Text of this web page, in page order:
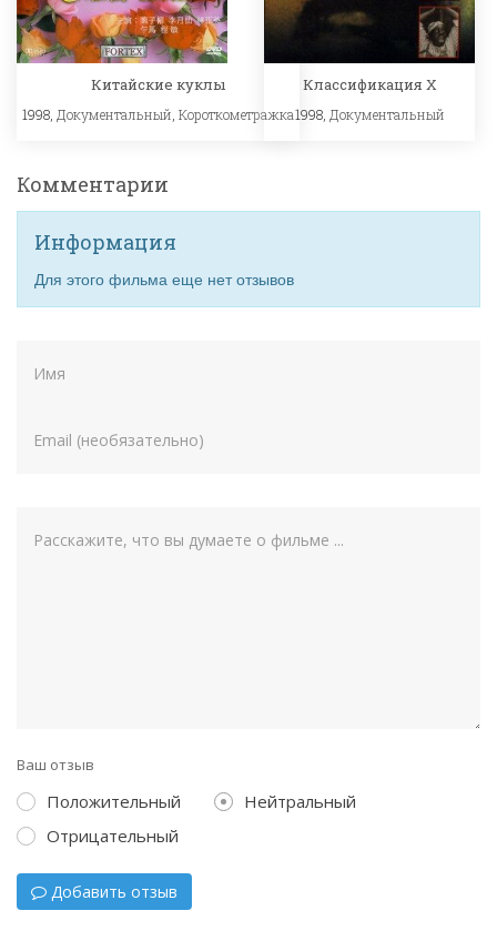
Китайские куклы
1998, Документальный Короткометражка
Классификация Х
1998, Документальный
Комментарии
Информация
Для этого фильма еще нет отзывов
Ваш отзыв
Положительный
Нейтральный
Отрицательный
Добавить отзыв